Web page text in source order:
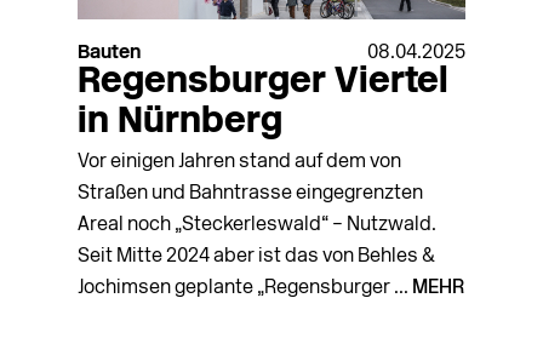
Bauten 08.04.2025
Regensburger Viertel
in Nürnberg
Vor einigen Jahren stand auf dem von
Straßen und Bahntrasse eingegrenzten
Areal noch „Steckerleswald“ – Nutzwald.
Seit Mitte 2024 aber ist das von Behles &
Jochimsen geplante „Regensburger ... MEHR